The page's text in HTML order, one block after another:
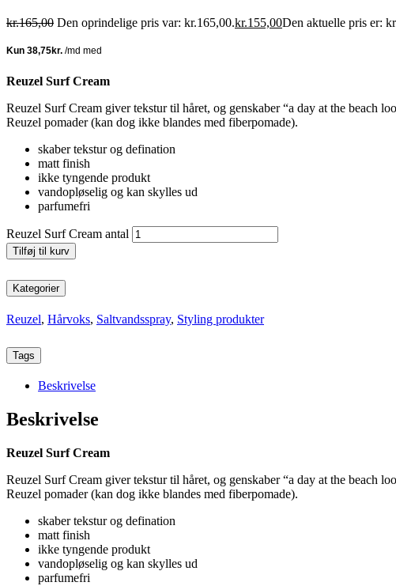
kr.165,00 Den oprindelige pris var: kr.165,00.kr.155,00Den aktuelle pris er:
Reuzel Surf Cream
Reuzel Surf Cream giver tekstur til håret, og genskaber “a day at the beach
Reuzel pomader (kan dog ikke blandes med fiberpomade).
skaber tekstur og defination
matt finish
ikke tyngende produkt
vandopløselig og kan skylles ud
parfumefri
Reuzel Surf Cream antal
Tilføj til kurv
Kategorier
Reuzel, Hårvoks, Saltvandsspray, Styling produkter
Tags
Beskrivelse
Beskrivelse
Reuzel Surf Cream
Reuzel Surf Cream giver tekstur til håret, og genskaber “a day at the beach
Reuzel pomader (kan dog ikke blandes med fiberpomade).
skaber tekstur og defination
matt finish
ikke tyngende produkt
vandopløselig og kan skylles ud
parfumefri